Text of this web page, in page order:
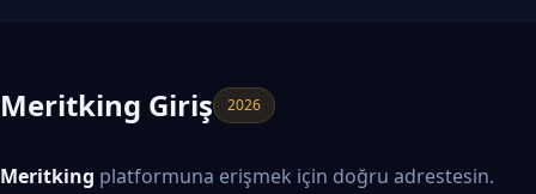
Meritking Giriş 2026
Meritking platformuna erişmek için doğru adrestesin.